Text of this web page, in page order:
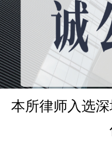
本所律师入选